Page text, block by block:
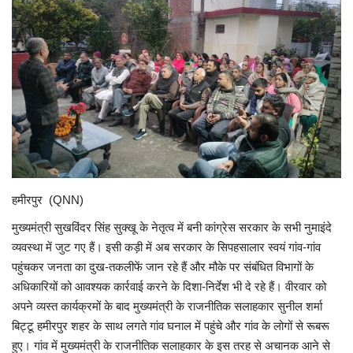
Gallery
Enquiry
हमीरपुर (QNN)
मुख्यमंत्री सुखविंदर सिंह सुक्खू के नेतृत्व में बनी कांग्रेस सरकार के सभी नुमाइंदे
व्यवस्था में जुट गए हैं। इसी कड़ी में अब सरकार के सिपहसालार स्वयं गांव-गांव
पहुंचकर जनता का दुख-तकलीफें जान रहे हैं और मौके पर संबंधित विभागों के
अधिकारियों को आवश्यक कार्रवाई करने के दिशा-निर्देश भी दे रहे हैं। वीरवार को
अपने व्यस्त कार्यक्रमों के बाद मुख्यमंत्री के राजनीतिक सलाहकार सुनील शर्मा
बिट्टू हमीरपुर शहर के साथ लगते गांव घनाल में पहुंचे और गांव के लोगों से रूबरू
हुए। गांव में मुख्यमंत्री के राजनीतिक सलाहकार के इस तरह से अचानक आने से